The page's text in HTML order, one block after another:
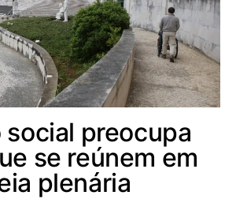
social preocupa
se reúnem em
plenária